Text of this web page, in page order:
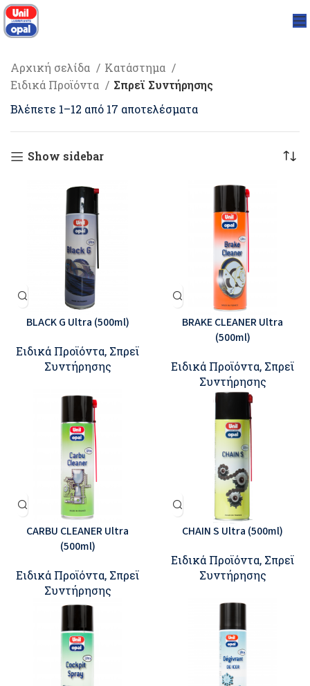
Αρχική σελίδα
Κατάστημα
Ειδικά Προϊόντα
Σπρεϊ Συντήρησης
Βλέπετε 1–12 από 17 αποτελέσματα
Show sidebar
BLACK G Ultra (500ml)
Ειδικά Προϊόντα, Σπρεϊ
Συντήρησης
BRAKE CLEANER Ultra
(500ml)
Ειδικά Προϊόντα, Σπρεϊ
Συντήρησης
CARBU CLEANER Ultra
(500ml)
Ειδικά Προϊόντα, Σπρεϊ
Συντήρησης
CHAIN S Ultra (500ml)
Ειδικά Προϊόντα, Σπρεϊ
Συντήρησης